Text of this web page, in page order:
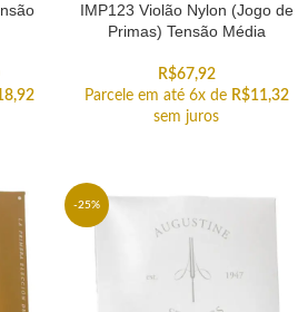
IMP123 Violão Nylon (Jogo de
Primas) Tensão Média
R$67,92
Parcele em até 6x de R$11,32
sem juros
-25%